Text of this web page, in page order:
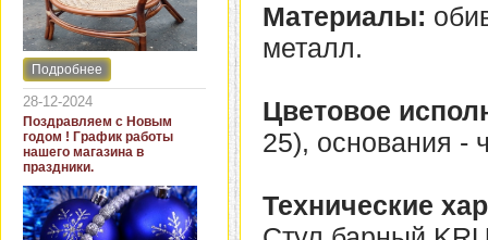
Интернет-магазин "Кровать
и диван" представляет
новинки стульев и кресел
для дачи. В ассортименте
представлены как
бюджетные модели из
пластика для дачи, так и
кресла для загородных
домов из натурального и
искусственного ротанга.
Подробнее
28-12-2024
Поздравляем с Новым
годом ! График работы
нашего магазина в
праздники.
Материалы:
металл.
Цветовое
25), основания -
Технические